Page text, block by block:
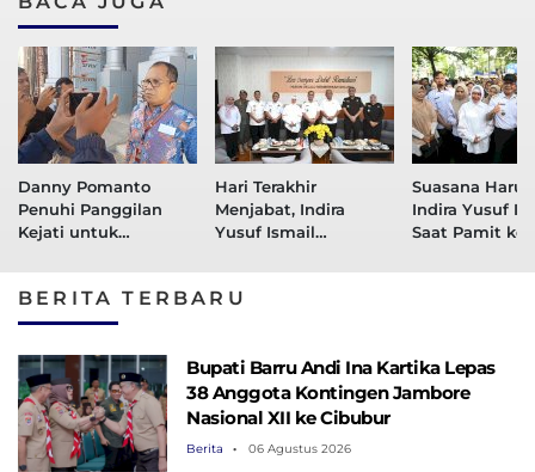
Danny Pomanto
Penuhi Panggilan
Kejati untuk
Hari Terakhir
Menjabat, Indira
Yusuf Ismail
dan Pamitan ke
Suasana Haru
Indira Yusuf
Saat Pamit ke
BERITA TERBARU
Bupati Barru Andi Ina Kartika Lepas
38 Anggota Kontingen Jambore
Nasional XII ke Cibubur
Berita 06 Agustus 2026